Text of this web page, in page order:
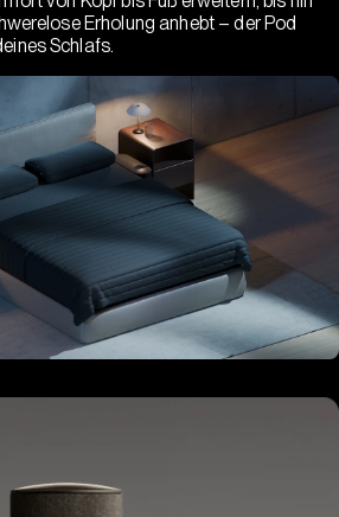
Erholung anhebt – der Pod
Schlafs.
auf deinem Nachttisch.
mit Energie und verbindet alle Komponenten.